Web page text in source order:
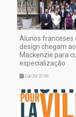
Alunos franceses
design chegam ao
Mackenzie para
especialização
04/09/2018